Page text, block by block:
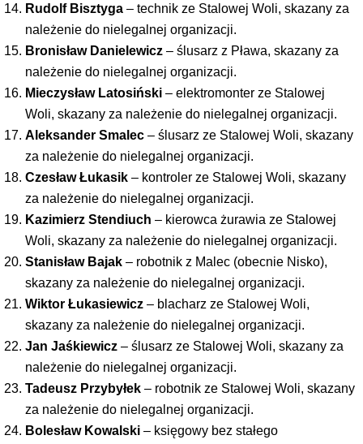
Rudolf Bisztyga– technik ze Stalowej Woli, skazany za
należenie do nielegalnej organizacji.
Bronisław Danielewicz– ślusarz z Pława, skazany za
należenie do nielegalnej organizacji.
Mieczysław Latosiński– elektromonter ze Stalowej
Woli, skazany za należenie do nielegalnej organizacji.
Aleksander Smalec– ślusarz ze Stalowej Woli, skazany
za należenie do nielegalnej organizacji.
Czesław Łukasik– kontroler ze Stalowej Woli, skazany
za należenie do nielegalnej organizacji.
Kazimierz Stendiuch – kierowca żurawia ze Stalowej
Woli, skazany za należenie do nielegalnej organizacji.
Stanisław Bajak– robotnik z Malec (obecnie Nisko),
skazany za należenie do nielegalnej organizacji.
Wiktor Łukasiewicz– blacharz ze Stalowej Woli,
skazany za należenie do nielegalnej organizacji.
Jan Jaśkiewicz– ślusarz ze Stalowej Woli, skazany za
należenie do nielegalnej organizacji.
Tadeusz Przybyłek– robotnik ze Stalowej Woli, skazany
za należenie do nielegalnej organizacji.
Bolesław Kowalski– księgowy bez stałego